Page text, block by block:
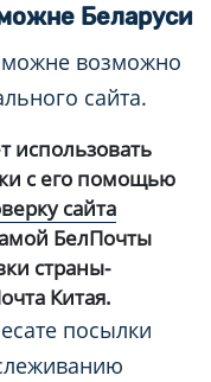
Беларуси
возможно
сайта.
использовать
с его помощью
сайта
БелПочты
страны-
Китая.
посылки